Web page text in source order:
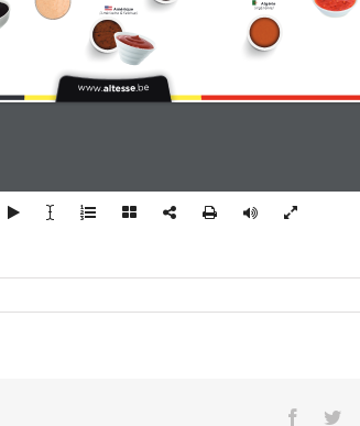
www.altesse.be
Algérie
(Algérienne)
Amérique
(Américaine & Ketchup)